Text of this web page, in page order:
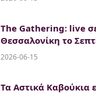
The Gathering: live
Θεσσαλονίκη το
2026-06-15
Τα Αστικά Καβούκια